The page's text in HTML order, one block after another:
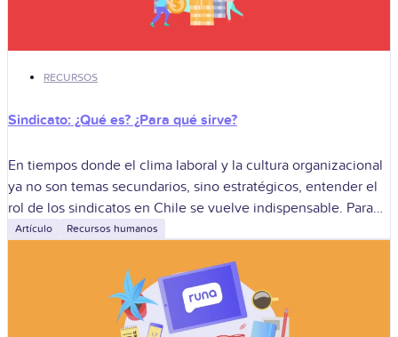
RECURSOS
Sindicato: ¿Qué es? ¿Para qué sirve?
En tiempos donde el clima laboral y la cultura organizacional
ya no son temas secundarios, sino estratégicos, entender el
rol de los sindicatos en Chile se vuelve indispensable. Para
muchas
Artículo Recursos humanos